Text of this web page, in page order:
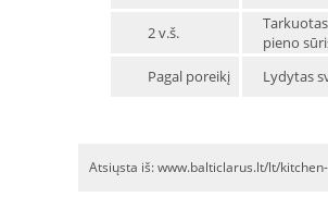
2 v.š.
pieno
Pagal poreikį
Lydytas
Atsiųsta iš: www.balticlarus.lt/lt/